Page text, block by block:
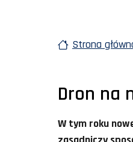
Strona
Dron na
W tym roku